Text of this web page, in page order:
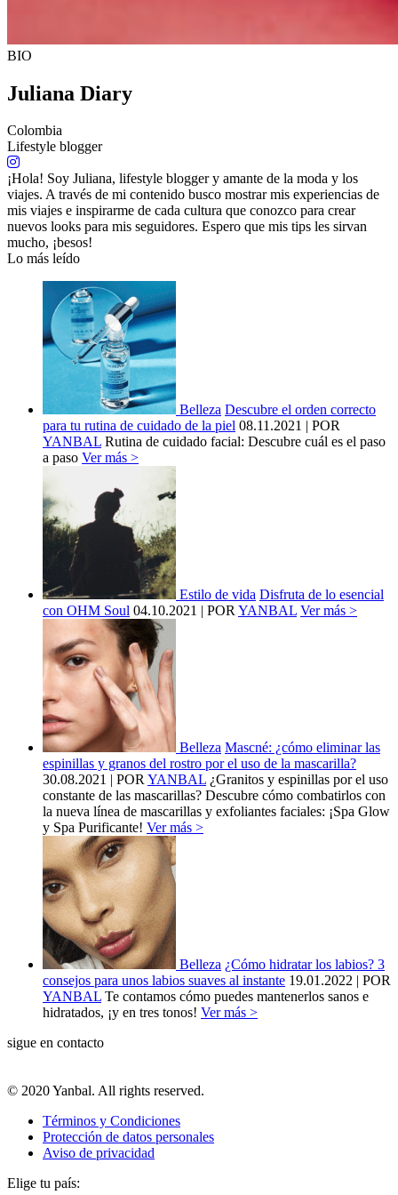
BIO
Juliana Diary
Colombia
Lifestyle blogger
¡Hola! Soy Juliana, lifestyle blogger y amante de la moda y los
viajes. A través de mi contenido busco mostrar mis experiencias de
mis viajes e inspirarme de cada cultura que conozco para crear
nuevos looks para mis seguidores. Espero que mis tips les sirvan
mucho, ¡besos!
Lo más leído
Belleza Descubre el orden correcto
para tu rutina de cuidado de la piel 08.11.2021 | POR
YANBAL Rutina de cuidado facial: Descubre cuál es el paso
a paso Ver más >
Estilo de vida Disfruta de lo esencial
con OHM Soul 04.10.2021 | PORYANBAL Ver más >
Belleza Mascné: ¿cómo eliminar las
espinillas y granos del rostro por el uso de la mascarilla?
30.08.2021 | PORYANBAL ¿Granitos y espinillas por el uso
constante de las mascarillas? Descubre cómo combatirlos con
la nueva línea de mascarillas y exfoliantes faciales: ¡Spa Glow
y Spa Purificante! Ver más >
Belleza ¿Cómo hidratar los labios? 3
consejos para unos labios suaves al instante 19.01.2022 | POR
YANBAL Te contamos cómo puedes mantenerlos sanos e
hidratados, ¡y en tres tonos! Ver más >
sigue en contacto
© 2020 Yanbal. All rights reserved.
Términos y Condiciones
Protección de datos personales
Aviso de privacidad
Elige tu país: